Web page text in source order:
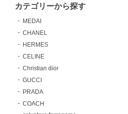
カテゴリーから探す
MEDAI
CHANEL
HERMES
CELINE
Christian dior
GUCCI
PRADA
COACH